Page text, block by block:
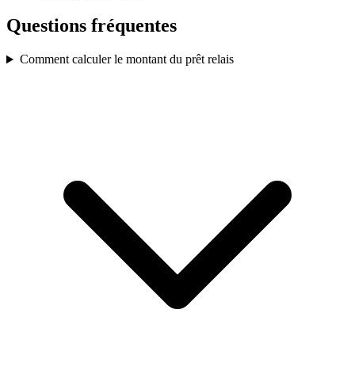
Questions fréquentes
Comment calculer le montant du prêt relais